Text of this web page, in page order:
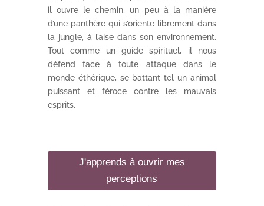
il ouvre le chemin, un peu à la manière
d’une panthère qui s’oriente librement dans
la jungle, à l’aise dans son environnement.
Tout comme un guide spirituel, il nous
défend face à toute attaque dans le
monde éthérique, se battant tel un animal
puissant et féroce contre les mauvais
esprits.
J'apprends à ouvrir mes
perceptions